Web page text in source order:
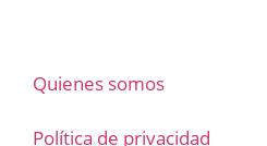
Quienes somos
Política de privacidad